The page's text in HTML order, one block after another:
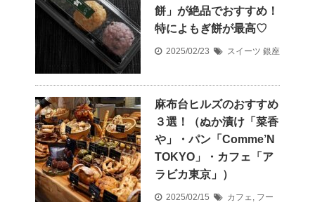
餅」が絶品でおすすめ！
特によもぎ餅が最高♡
2025/02/23 スイーツ 銀座
麻布台ヒルズのおすすめ
３選！（ぬか漬け「菜香
や」・パン「Comme’N
TOKYO」・カフェ「ア
ラビカ東京」）
2025/02/15 カフェ, フー